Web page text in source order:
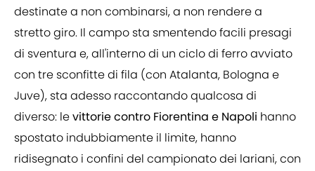
destinate a non combinarsi, a non rendere a
stretto giro. Il campo sta smentendo facili presagi
di sventura e, all'interno di un ciclo di ferro avviato
con tre sconfitte di fila (con Atalanta, Bologna e
Juve), sta adesso raccontando qualcosa di
diverso: levittorie contro Fiorentina e Napoli hanno
spostato indubbiamente il limite, hanno
ridisegnato i confini del campionato dei lariani, con